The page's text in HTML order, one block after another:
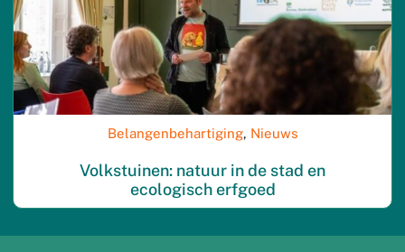
Belangenbehartiging, Nieuws
Volkstuinen: natuur in de stad en
ecologisch erfgoed